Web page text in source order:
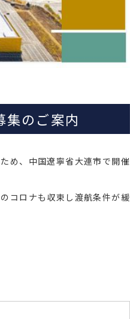
のご案内
め、中国遼寧省大連市で開催
コロナも収束し渡航条件が緩